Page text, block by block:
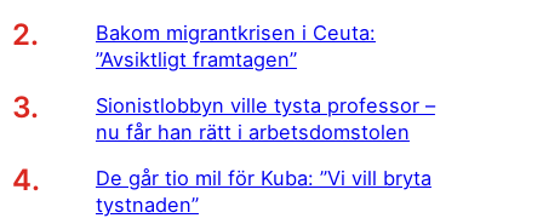
Bakom migrantkrisen i Ceuta:
”Avsiktligt framtagen”
Sionistlobbyn ville tysta professor –
nu får han rätt i arbetsdomstolen
De går tio mil för Kuba: ”Vi vill bryta
tystnaden”